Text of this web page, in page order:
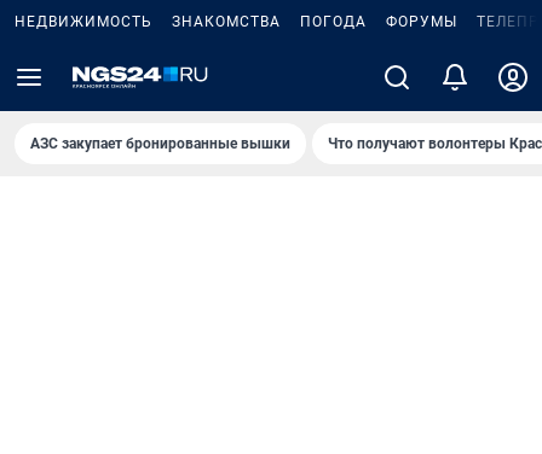
НЕДВИЖИМОСТЬ ЗНАКОМСТВА ПОГОДА ФОРУМЫ
AЗС закупает бронированные вышки Что получают волонтеры